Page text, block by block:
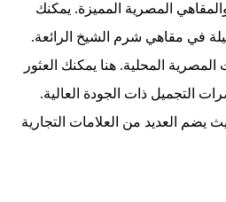
المصرية المميزة. يمكنك
في مقاهي شرم الشيخ الرائعة.
المحلية. هنا يمكنك العثور
التجميل ذات الجودة العالية.
يضم العديد من العلامات التجارية